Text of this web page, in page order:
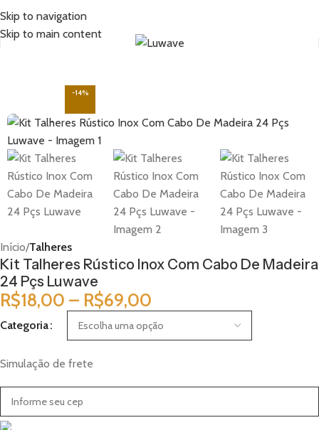
Skip to navigation
Skip to main content
-14%
Início Talheres
Kit Talheres Rústico Inox Com Cabo De Madeira
24 Pçs Luwave
R$18,00 – R$69,00
Categoria
Simulação de frete